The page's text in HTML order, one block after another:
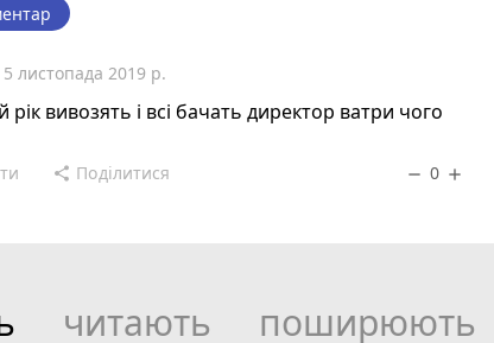
5 листопада 2019 р.
рік вивозять і всі бачать директор ватри чого
share Поділитися remove 0 add
читають поширюють